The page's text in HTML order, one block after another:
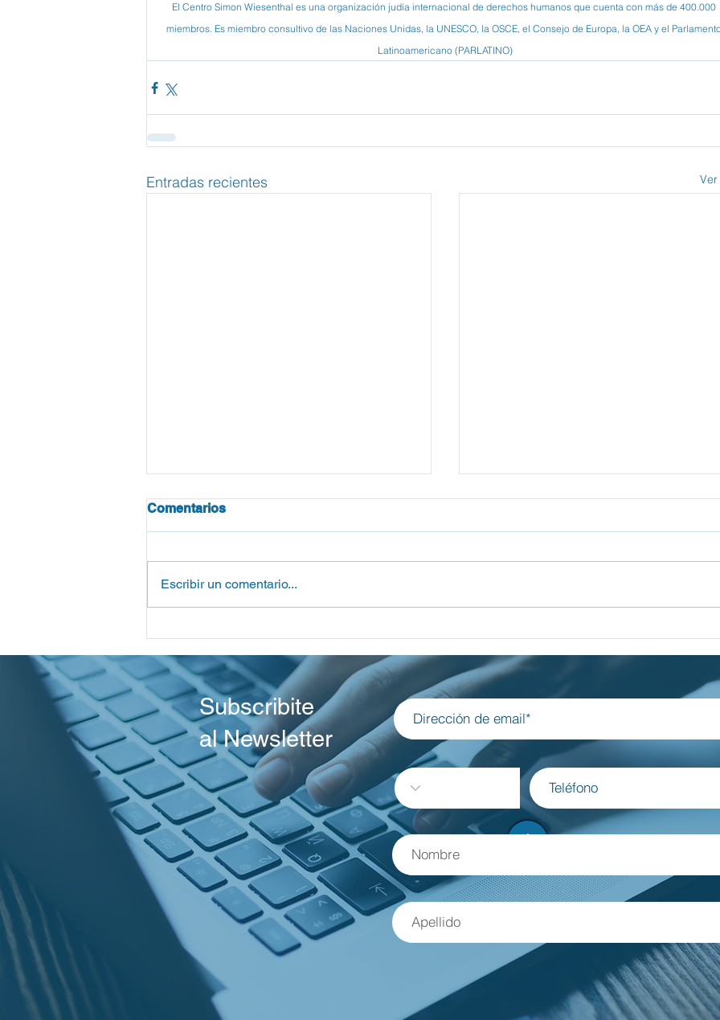
El Centro Simon Wiesenthal es una organización judía internacional de derechos humanos que cuenta con más de 400.000
miembros. Es miembro consultivo de las Naciones Unidas, la UNESCO, la OSCE, el Consejo de Europa, la OEA y el
Latinoamericano (PARLATINO)
Entradas recientes
Reporte del Centro Wiesenthal del
Primer Plenario de la Presidencia
Argentina de IHRA
Luces y Sombras de Yom Hashoa
en Brasil
Comentarios
Escribir un comentario...
Subscribite
al Newsletter